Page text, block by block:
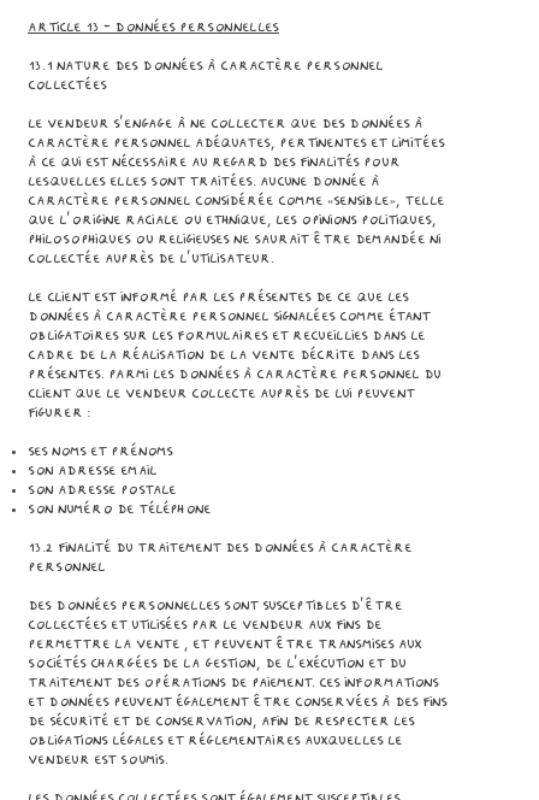
Article 13 - DONNÉES PERSONNELLES
13.1 Nature des données à caractère personnel
collectées
Le Vendeur s’engage à ne collecter que des données à
caractère personnel adéquates, pertinentes et limitées
à ce qui est nécessaire au regard des finalités pour
lesquelles elles sont traitées. Aucune donnée à
caractère personnel considérée comme «sensible», telle
que l’origine raciale ou ethnique, les opinions politiques,
philosophiques ou religieuses ne saurait être demandée ni
collectée auprès de l’Utilisateur.
Le Client est informé par les présentes de ce que les
données à caractère personnel signalées comme étant
obligatoires sur les formulaires et recueillies dans le
cadre de la réalisation de la vente décrite dans les
présentes. Parmi les données à caractère personnel du
Client que le Vendeur collecte auprès de lui peuvent
figurer :
Ses noms et prénoms
Son adresse email
Son adresse postale
Son numéro de téléphone
13.2 Finalité du traitement des données à caractère
personnel
Des données personnelles sont susceptibles d’être
collectées et utilisées par le Vendeur aux fins de
permettre la vente , et peuvent être transmises aux
sociétés chargées de la gestion, de l’exécution et du
traitement des opérations de paiement. Ces informations
et données peuvent également être conservées à des fins
de sécurité et de conservation, afin de respecter les
obligations légales et réglementaires auxquelles le
Vendeur est soumis.